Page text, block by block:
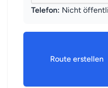
Telefon: Nicht
Route erstellen